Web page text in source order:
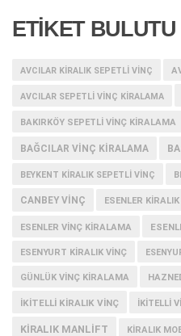
ETİKET BULUTU
AVCILAR KIRALIK SEPETLI VINÇ
AVCILAR SEPETLI VINÇ KIRALAMA
BAKIRKÖY SEPETLI VINÇ KIRALAMA
BAĞCILAR VINÇ KIRALAMA
BEYKENT KIRALIK SEPETLI VINÇ
CANBEY VINÇ ESENLER
ESENLER VINÇ KIRALAMA
ESENYURT KIRALIK VINÇ
GÜNLÜK VINÇ KIRALAMA
IKITELLI KIRALIK VINÇ IKITELLI
KIRALIK MANLIFT KIRALIK